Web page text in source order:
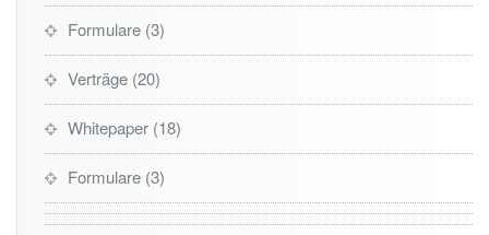
Formulare 3
Verträge 20
Whitepaper 18
Formulare 3